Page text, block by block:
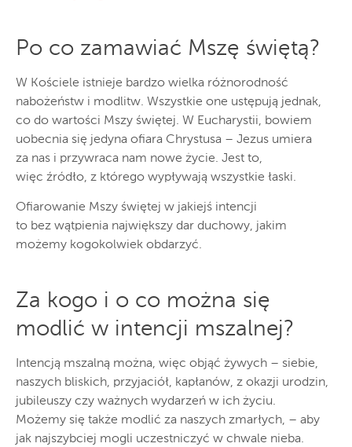
Po co zamawiać Mszę świętą?
W Kościele istnieje bardzo wielka różnorodność
nabożeństw i modlitw. Wszystkie one ustępują jednak,
co do wartości Mszy świętej. W Eucharystii, bowiem
uobecnia się jedyna ofiara Chrystusa – Jezus umiera
za nas i przywraca nam nowe życie. Jest to,
więc źródło, z którego wypływają wszystkie łaski.
Ofiarowanie Mszy świętej w jakiejś intencji
to bez wątpienia największy dar duchowy, jakim
możemy kogokolwiek obdarzyć.
Za kogo i o co można się
modlić w intencji mszalnej?
Intencją mszalną można, więc objąć żywych – siebie,
naszych bliskich, przyjaciół, kapłanów, z okazji urodzin,
jubileuszy czy ważnych wydarzeń w ich życiu.
Możemy się także modlić za naszych zmarłych, – aby
jak najszybciej mogli uczestniczyć w chwale nieba.